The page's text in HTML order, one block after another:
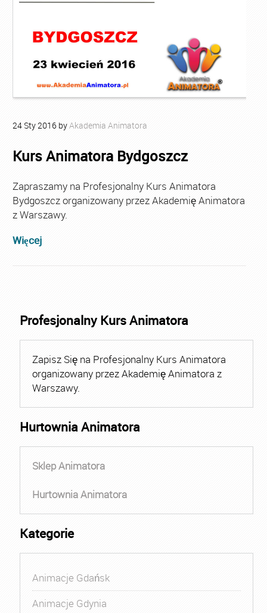
24 Sty2016 by Akademia Animatora
Kurs Animatora Bydgoszcz
Zapraszamy na Profesjonalny Kurs Animatora
Bydgoszcz organizowany przez Akademię Animatora
z Warszawy.
Więcej
Profesjonalny Kurs Animatora
Zapisz Się na Profesjonalny Kurs Animatora
organizowany przez Akademię Animatora z
Warszawy.
Hurtownia Animatora
Sklep Animatora
Hurtownia Animatora
Kategorie
Animacje Gdańsk
Animacje Gdynia